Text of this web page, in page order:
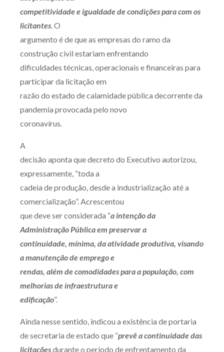
Capacitação
Zênite Online
Eventos presenciais
Zênite in Company
Receba por RSS
Av. Sete de Setembro, 4698
Batel Curitiba/PR CEP80240-000
Telefone (41) 2109-8666
Whatsapp (41) 98881-6616
competitividade e igualdade de condições para com os
licitantes. O
argumento é de que as empresas do ramo da
construção civil estariam enfrentando
dificuldades técnicas, operacionais e financeiras para
participar da licitação em
razão do estado de calamidade pública decorrente da
pandemia provocada pelo novo
coronavírus.
A
decisão aponta que decreto do Executivo autorizou,
expressamente, “toda a
cadeia de produção, desde a industrialização até a
comercialização”. Acrescentou
que deve ser considerada “a intenção da
Administração Pública em preservar a
continuidade, mínima, da atividade produtiva, visando
a manutenção de emprego e
rendas, além de comodidades para a população, com
melhorias de infraestrutura e
edificação”.
Ainda nesse sentido, indicou a existência de portaria
de secretaria de estado que “prevê a continuidade das
licitaçõesdurante o período de enfrentamento da